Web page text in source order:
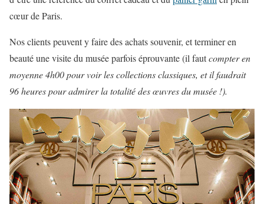
cœur de Paris.
Nos clients peuvent y faire des achats souvenir, et terminer en
beauté une visite du musée parfois éprouvante (il fautcompter en
moyenne 4h00 pour voir les collections classiques, et il faudrait
96 heures pour admirer la totalité des œuvres du musée !).